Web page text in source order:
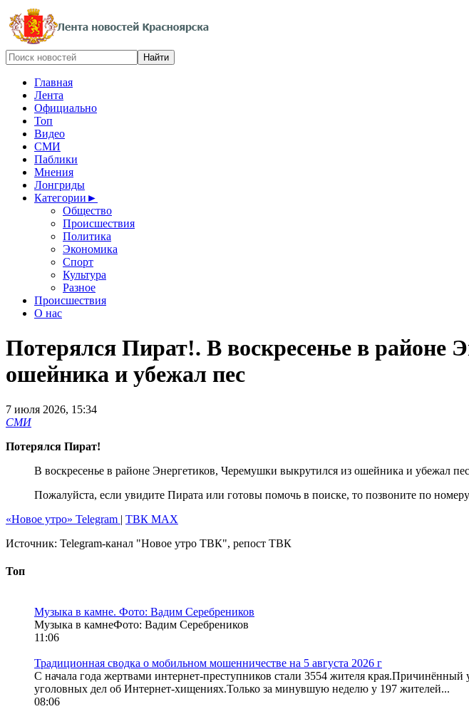
Главная
Лента
Официально
Топ
Видео
СМИ
Паблики
Мнения
Лонгриды
Категории ►
Общество
Происшествия
Политика
Экономика
Спорт
Культура
Разное
Происшествия
О нас
Потерялся Пират!. В воскресенье в районе
ошейника и убежал пес
7 июля 2026, 15:34
СМИ
Потерялся Пират!
В воскресенье в районе Энергетиков, Черемушки выкрутился из ошейника и убежал
Пожалуйста, если увидите Пирата или готовы помочь в поиске, то позвоните по
«Новое утро» Telegram | ТВК МАХ
Источник: Telegram-канал "Новое утро ТВК", репост ТВК
Топ
Музыка в камне. Фото: Вадим Серебреников
Музыка в камнеФото: Вадим Серебреников
11:06
Традиционная сводка о мобильном мошенничестве на 5 августа 2026 г
С начала года жертвами интернет-преступников стали 3554 жителя
уголовных дел об Интернет-хищениях.Только за минувшую неделю у 197 жителей...
08:06